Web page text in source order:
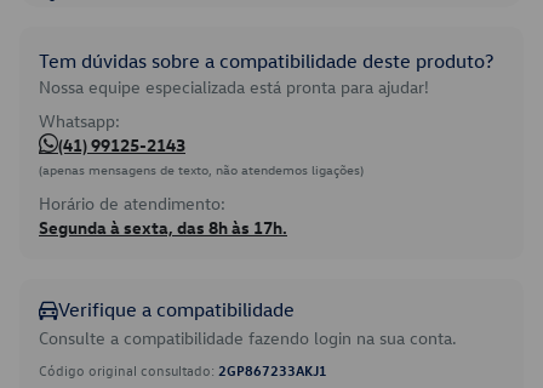
Tem dúvidas sobre a compatibilidade deste produto?
Nossa equipe especializada está pronta para ajudar!
Whatsapp:
(41) 99125-2143
(apenas mensagens de texto, não atendemos ligações)
Horário de atendimento:
Segunda à sexta, das 8h às 17h.
Verifique a compatibilidade
Consulte a compatibilidade fazendo login na sua conta.
Código original consultado: 2GP867233AKJ1